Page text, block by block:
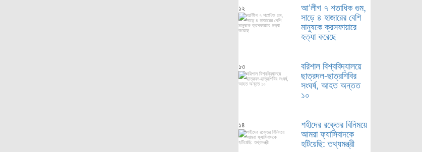
১২ আ’লীগ ৭ শতাধিক গুম,
সাড়ে ৪ হাজারের বেশি
মানুষকে ক্রসফায়ারে
হত্যা করেছে
১৩ বরিশাল বিশ্ববিদ্যালয়ে
ছাত্রদল-ছাত্রশিবির
সংঘর্ষ, আহত অন্তত
১০
১৪ শহীদের রক্তের বিনিময়ে
আমরা ফ্যাসিবাদকে
হটিয়েছি: তথ্যমন্ত্রী